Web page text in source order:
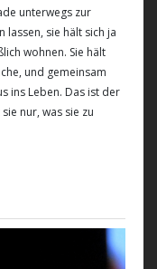
unterwegs zur
lassen, sie hält sich ja
wohnen. Sie hält
und gemeinsam
ins Leben. Das ist der
nur, was sie zu